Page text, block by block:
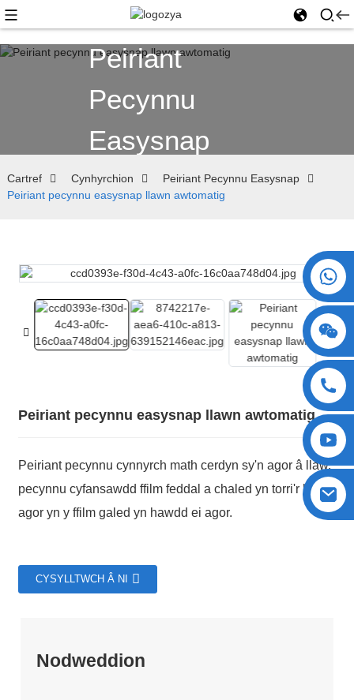
+86 15730993174
Peiriant
Pecynnu
Easysnap
Cartref Cynhyrchion
Peiriant Pecynnu Easysnap
Peiriant pecynnu easysnap llawn awtomatig
Peiriant pecynnu easysnap llawn awtomatig
Peiriant pecynnu cynnyrch math cerdyn sy'n agor â llaw,
pecynnu cyfansawdd ffilm feddal a chaled yn torri'r llinell
agor yn y ffilm galed yn hawdd ei agor.
CYSYLLTWCH Â NI
Nodweddion